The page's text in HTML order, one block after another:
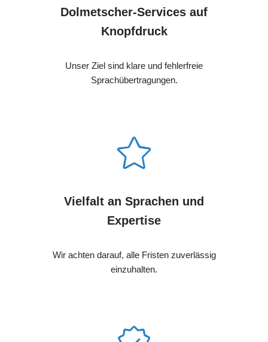
Dolmetscher-Services auf
Knopfdruck
Unser Ziel sind klare und fehlerfreie
Sprachübertragungen.
Vielfalt an Sprachen und
Expertise
Wir achten darauf, alle Fristen zuverlässig
einzuhalten.